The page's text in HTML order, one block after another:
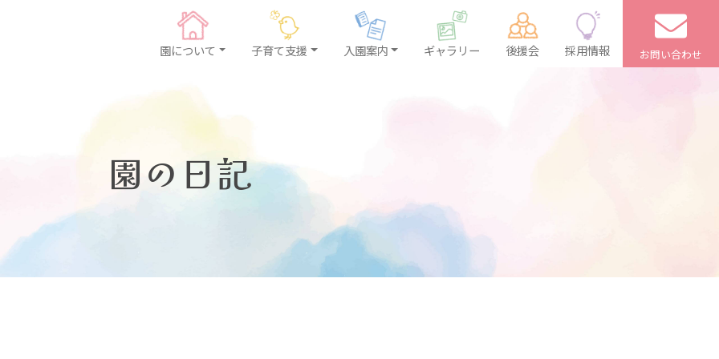
園について 子育て支援 入園案内 ギャラリー 後援会 採用情報 お問い合わせ
園の日記